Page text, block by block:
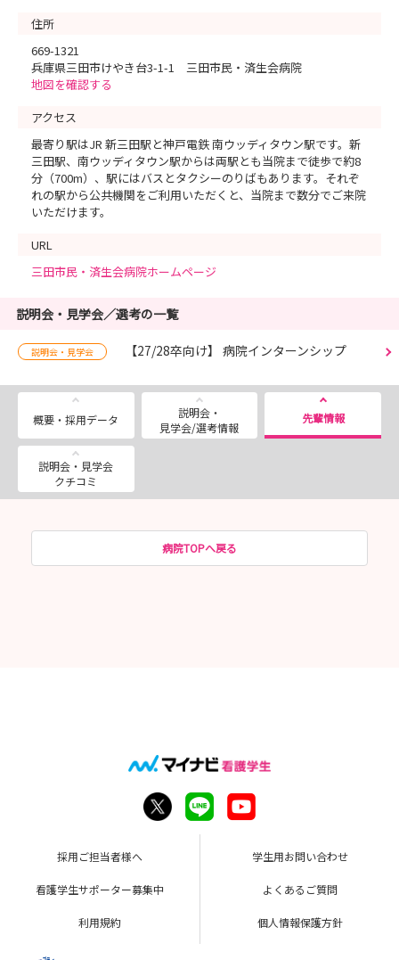
住所
669-1321
兵庫県三田市けやき台3-1-1 三田市民・済生会病院
地図を確認する
アクセス
最寄り駅はJR 新三田駅と神戸電鉄 南ウッディタウン駅です。新
三田駅、南ウッディタウン駅からは両駅とも当院まで徒歩で約8
分（700m）、駅にはバスとタクシーのりばもあります。それぞ
れの駅から公共機関をご利用いただくと、当院まで数分でご来院
いただけます。
URL
三田市民・済生会病院ホームページ
説明会・見学会／選考の一覧
説明会・見学会 【27/28卒向け】 病院インターンシップ
概要・採用データ
説明会・
見学会/選考情報
先輩情報
説明会・見学会
クチコミ
病院TOPへ戻る
採用ご担当者様へ 学生用お問い合わせ
看護学生サポーター募集中 よくあるご質問
利用規約 個人情報保護方針